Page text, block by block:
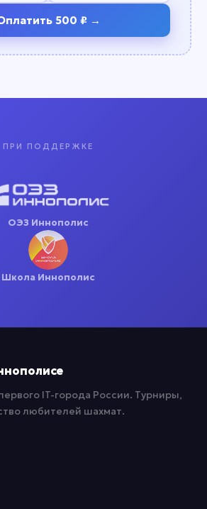
500 ₽ →
ПРИ ПОДДЕРЖКЕ
ОЭЗ Иннополис
Школа Иннополис
IT-города России. Турниры,
любителей шахмат.